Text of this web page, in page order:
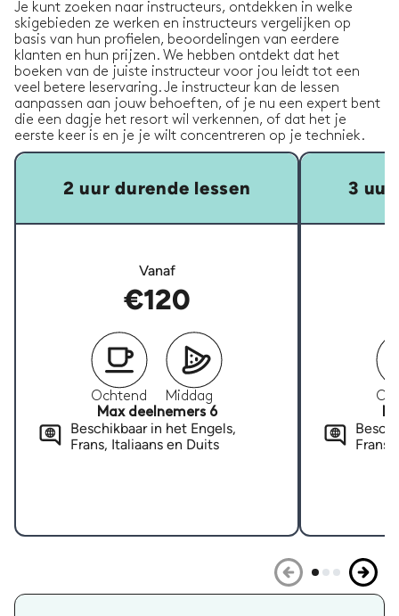
Je kunt zoeken naar instructeurs, ontdekken in welke
skigebieden ze werken en instructeurs vergelijken op
basis van hun profielen, beoordelingen van eerdere
klanten en hun prijzen. We hebben ontdekt dat het
boeken van de juiste instructeur voor jou leidt tot een
veel betere leservaring. Je instructeur kan de lessen
aanpassen aan jouw behoeften, of je nu een expert bent
die een dagje het resort wil verkennen, of dat het je
eerste keer is en je je wilt concentreren op je techniek.
2 uur durende lessen
Vanaf
€120
Ochtend
Middag
Max deelnemers 6
Beschikbaar in het Engels,
Frans, Italiaans en Duits
3 uur
Frans,